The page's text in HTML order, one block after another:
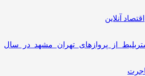
اقتصاد آنلاین